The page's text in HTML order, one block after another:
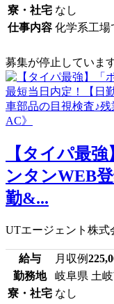
寮・社宅 なし
仕事内容 化学系工場
募集が停止していま
【タイパ最
ンタンWEB
勤&...
UTエージェント株式
給与 月収例
勤務地
岐阜県 土
寮・社宅 なし